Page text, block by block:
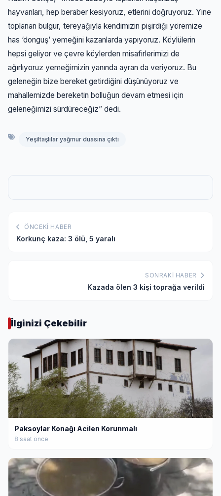
hayvanları, hep beraber kesiyoruz, etlerini doğruyoruz. Yine
toplanan bulgur, tereyağıyla kendimizin pişirdiği yöremize
has ‘donguş’ yemeğini kazanlarda yapıyoruz. Köylülerin
hepsi geliyor ve çevre köylerden misafirlerimizi de
ağırlıyoruz yemeğimizin yanında ayran da veriyoruz. Bu
geleneğin bize bereket getirdiğini düşünüyoruz ve
mahallemizde bereketin bolluğun devam etmesi için
geleneğimizi sürdüreceğiz” dedi.
Yeşiltaşlılar yağmur duasına çıktı
ÖNCEKI HABER
Korkunç kaza: 3 ölü, 5 yaralı
SONRAKI HABER
Kazada ölen 3 kişi toprağa verildi
İlginizi Çekebilir
Paksoylar Konağı Acilen Korunmalı
8 saat önce